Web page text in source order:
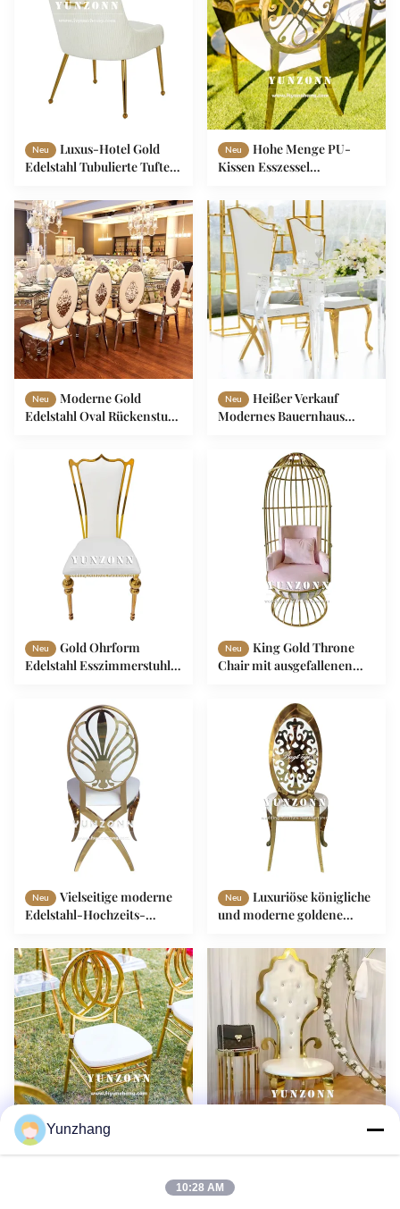
Neu
Luxus-Hotel Gold
Edelstahl Tubulierte Tufted
Samt Polstered Esstühle für
das Esszimmer
Neu
Hohe Menge PU-
Kissen Esszessel
Edelstahlstühle für Party
verwendet
Neu
Moderne Gold
Edelstahl Oval Rückenstuhl
Hotel und Hochzeit
Neu
Heißer Verkauf
Modernes Bauernhaus
Esszimmerstuhl für
Hotelbankett und
Esszimmer Möbel
Neu
Gold Ohrform
Edelstahl Esszimmerstuhl
Neu
King Gold Throne
Chair mit ausgefallenen
Edelstahl für Hotel oder
Wohnzimmer Event Möbel
Neu
Vielseitige moderne
Edelstahl-Hochzeits-
Außenmöbel Hotels Villen
Bankette Partys Andere
Funktionen
Neu
Luxuriöse königliche
und moderne goldene
geschnitztem Muster aus
Edelstahl für Hochzeits-
Esszimmerstühle
Neu
Hotelmöbel Braut und
Bräutigam Thron
Yunzhang
10:28 AM